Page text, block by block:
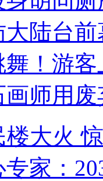
陆台
！游客
师用
楼大火
家：